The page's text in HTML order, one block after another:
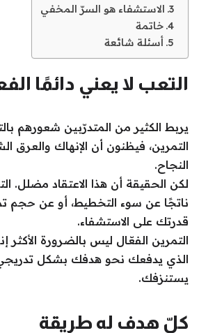
الاستشفاء هو السرّ المخفي
خاتمة
أسئلة شائعة
التعب لا يعني دائمًا
يربط الكثير من المتدرّبين شعورهم
التمرين، فيظنون أن الإنهاك والعرق
النجاح.
لكن الحقيقة أن هذا الاعتقاد مضلل.
ناتجًا عن سوء التخطيط، أو عن حجم
قدرتك على الاستشفاء.
التمرين الفعّال ليس بالضرورة الأكثر
الذي يدفعك نحو هدفك بشكل
يستنزفك.
كلّ هدف له طريقة